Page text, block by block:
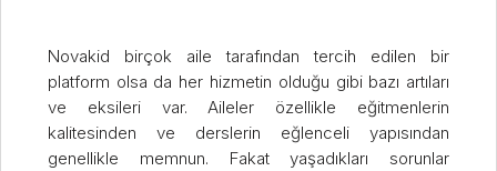
Novakid birçok aile tarafından tercih edilen bir
platform olsa da her hizmetin olduğu gibi bazı artıları
ve eksileri var. Aileler özellikle eğitmenlerin
kalitesinden ve derslerin eğlenceli yapısından
genellikle memnun. Fakat yaşadıkları sorunlar